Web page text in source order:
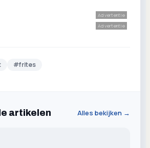
Advertentie
Advertentie
#frites
artikelen Alles bekijken →